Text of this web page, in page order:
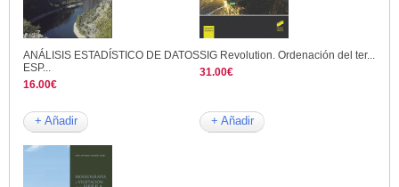
ANÁLISIS ESTADÍSTICO DE DATOS
ESP...
16.00€
+ Añadir
SIG Revolution. Ordenación del ter...
31.00€
+ Añadir